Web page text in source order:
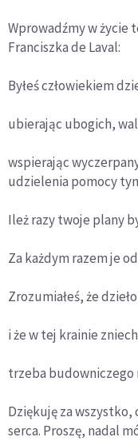
Wprowadźmy w życie
Franciszka de Laval:
Byłeś człowiekiem
ubierając ubogich,
wspierając
udzielenia pomocy
Ileż razy twoje plany
Za każdym razem je
Zrozumiałeś, że
i że w tej krainie
trzeba budowniczego
Dziękuję za wszystko,
serca. Proszę, nadal